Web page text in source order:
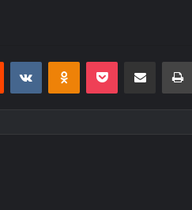
Reddit VKontakteOdnoklassniki
Pocket E-Posta ile paylaş